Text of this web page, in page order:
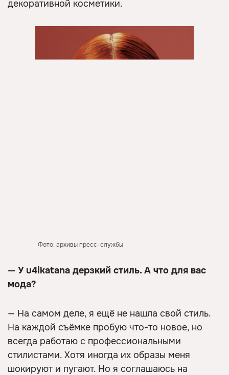
декоративной косметики.
Фото: архивы пресс-службы
— У u4ikatana дерзкий стиль. А что для вас
мода?
— На самом деле, я ещё не нашла свой стиль.
На каждой съёмке пробую что-то новое, но
всегда работаю с профессиональными
стилистами. Хотя иногда их образы меня
шокируют и пугают. Но я соглашаюсь на